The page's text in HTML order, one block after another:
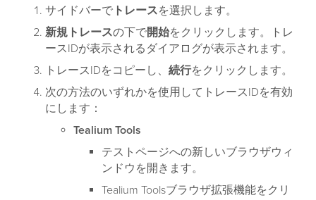
サイドバーで トレースを選択します。
新規トレースの下で開始をクリックします。トレ
ースIDが表示されるダイアログが表示されます。
トレースIDをコピーし、 続行をクリックします。
次の方法のいずれかを使用してトレースIDを有効
にします：
Tealium Tools
テストページへの新しいブラウザウィ
ンドウを開きます。
Tealium Toolsブラウザ拡張機能をクリ